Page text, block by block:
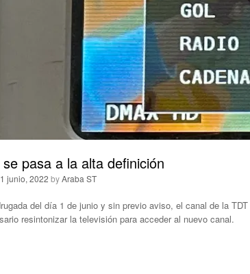
pasa a la alta definición
1 junio, 2022 byAraba ST
del día 1 de junio y sin previo aviso, el canal de la
resintonizar la televisión para acceder al nuevo canal.